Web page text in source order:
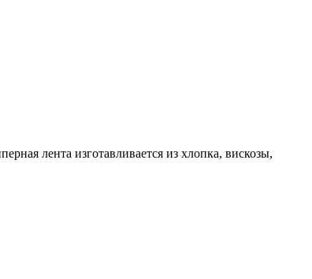
лента изготавливается из хлопка, вискозы,